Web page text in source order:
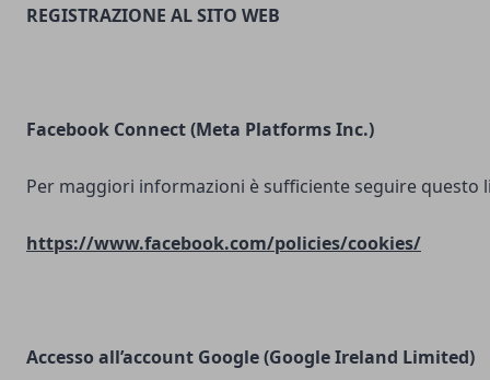
REGISTRAZIONE AL SITO WEB
Facebook Connect (Meta Platforms Inc.)
Per maggiori informazioni è sufficiente seguire questo
https://www.facebook.com/policies/cookies/
Accesso all’account Google (Google Ireland Limited)